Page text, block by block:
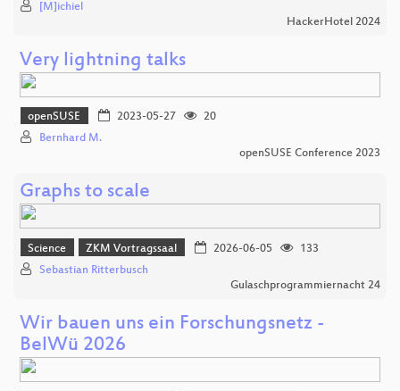
[M]ichiel
HackerHotel 2024
Very lightning talks
openSUSE 2023-05-27
20
Bernhard M.
openSUSE Conference 2023
Graphs to scale
Science ZKM Vortragssaal 2026-06-05
133
Sebastian Ritterbusch
Gulaschprogrammiernacht 24
Wir bauen uns ein Forschungsnetz -
BelWü 2026